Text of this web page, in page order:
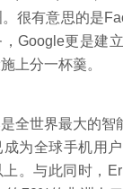
很有意思的是
Google更是建
上分一杯羹。
全世界最大的智
为全球手机用
。与此同时，